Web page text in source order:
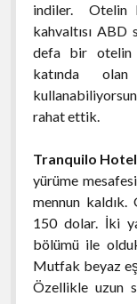
indiler. Otelin
kahvaltısı
defa bir otelin
katında
rahat ettik.
Tranquilo Hotel
yürüme
mennun
150 dolar. İki
bölümü ile
Mutfak beyaz
Özellikle uzun